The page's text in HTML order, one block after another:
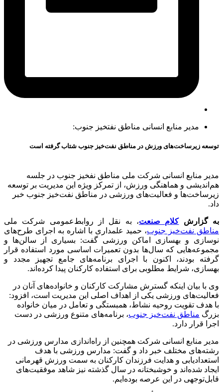
مدیر منابع انسانی مناطق نفتخیز جنوب:
توسعه زیرساخت‌های ورزش در مناطق نفت‌خیز جنوب شتاب گرفته است
مدیر منابع انسانی شرکت ملی مناطق نفخیز جنوب در جلسه
هم‌اندیشی و هماهنگی ورزش، از تمرکز ویژه این مدیریت بر توسعه
زیرساخت‌ها و فعالیت‌های ورزشی در مناطق نفت‌خیز جنوب خبر
داد.
به گزارشکلام صنعت، به نقل از روابط‌عمومی شرکت ملی
مناطق نفت‌خیز جنوب، حمید علمداری با اشاره به اجرای طرح‌های
نوسازی و بهسازی اماکن ورزشی گفت: بسیاری از سالن‌ها و
مجموعه‌هایی که سال‌ها بدون تعمیرات اساسی مورد استفاده قرار
گرفته بودند، اکنون با اجرای برنامه‌های جامع تجهیز مجدد و
بهسازی، شرایط مطلوبی برای استفاده کارکنان پیدا کرده‌اند.
وی با بیان اینکه گسترش مشارکت کارکنان و خانواده‌های آنان در
فعالیت‌های ورزشی یکی از اهداف اصلی این مدیریت است، افزود:
با هدف تقویت روحیه نشاط، همبستگی و تعامل در میان خانواده
بزرگ مناطق نفت‌خیز جنوب، برنامه‌های متنوع ورزشی در دست
اجرا قرار دارد.
مدیر منابع انسانی شرکت همچنین از راه‌اندازی مدارس ورزشی در
رشته‌های مختلف خبر داد و گفت: مدارس ورزشی با هدف
استعدادیابی و هدایت فرزندان کارکنان به سمت ورزش قهرمانی
ایجاد شده‌اند و خوشبختانه در سال گذشته نیز شاهد موفقیت‌های
قابل‌توجهی در این عرصه بوده‌ایم.